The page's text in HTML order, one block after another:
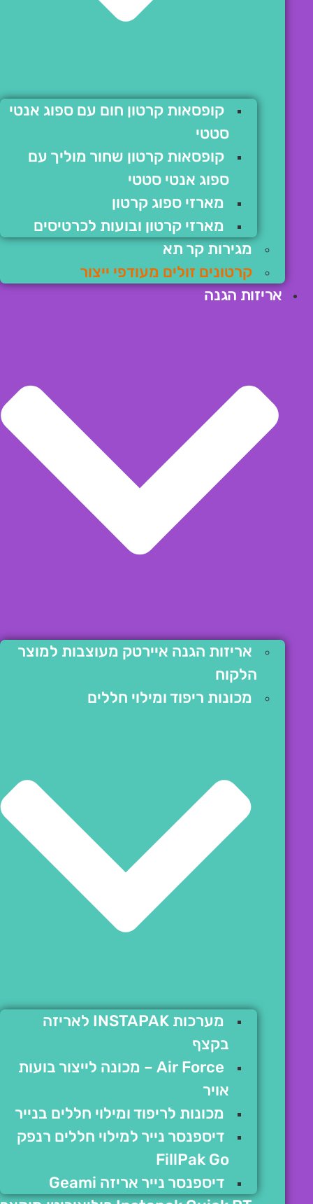
קופסאות קרטון חום עם ספוג אנטי
סטטי
קופסאות קרטון שחור מוליך עם
ספוג אנטי סטטי
מארזי ספוג קרטון
מארזי קרטון ובועות לכרטיסים
מגירות קר תא
קרטונים זולים מעודפי ייצור
אריזות הגנה
אריזות הגנה איירטק מעוצבות למוצר
הלקוח
מכונות ריפוד ומילוי חללים
מערכות INSTAPAK לאריזה
בקצף
Air Force – מכונה לייצור בועות
אויר
מכונות לריפוד ומילוי חללים בנייר
דיספנסר נייר למילוי חללים רנפק
FillPak Go
דיספנסר נייר אריזה Geami